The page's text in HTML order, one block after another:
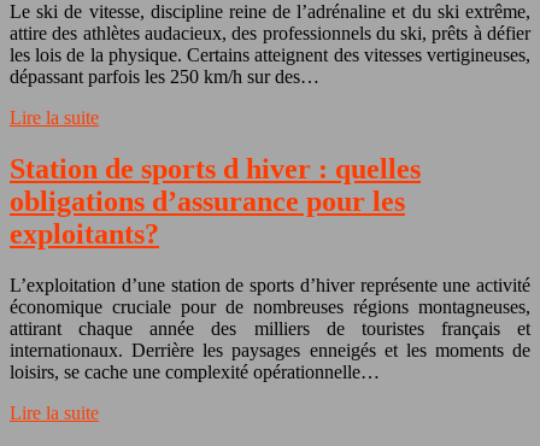
Le ski de vitesse, discipline reine de l’adrénaline et du ski extrême,
attire des athlètes audacieux, des professionnels du ski, prêts à défier
les lois de la physique. Certains atteignent des vitesses vertigineuses,
dépassant parfois les 250 km/h sur des…
Lire la suite
Station de sports d hiver : quelles
obligations d’assurance pour les
exploitants?
L’exploitation d’une station de sports d’hiver représente une activité
économique cruciale pour de nombreuses régions montagneuses,
attirant chaque année des milliers de touristes français et
internationaux. Derrière les paysages enneigés et les moments de
loisirs, se cache une complexité opérationnelle…
Lire la suite